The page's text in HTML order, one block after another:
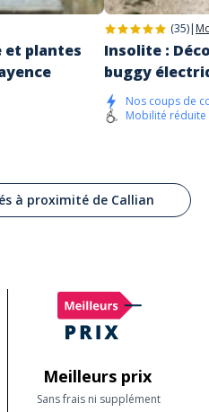
et plantes
(35)|
Insolite :
buggy
Nos coups de
Mobilité réduite
à proximité de Callian
Meilleurs prix
Sans frais ni supplément